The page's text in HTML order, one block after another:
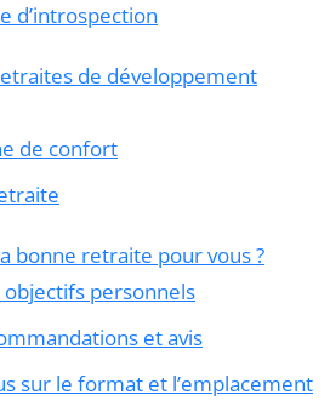
d’introspection
de développement
de confort
bonne retraite pour vous ?
objectifs personnels
et avis
sur le format et l’emplacement